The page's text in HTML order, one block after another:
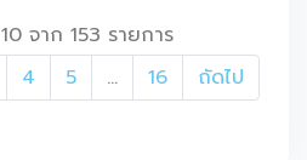
จาก 153 รายการ
4 5 … 16 ถัดไป